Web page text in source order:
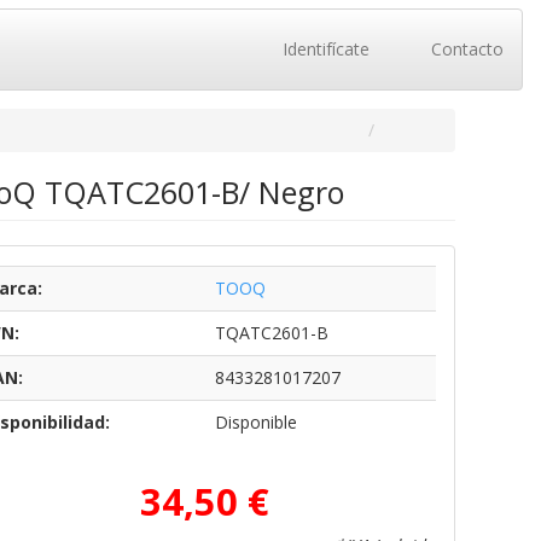
Identifícate Contacto
TQATC2601-B/ Negro
TOOQ
TQATC2601-B
8433281017207
Disponible
34,50 €